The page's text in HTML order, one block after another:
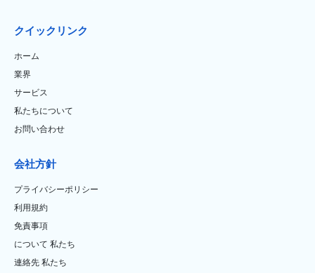
クイックリンク
ホーム
業界
サービス
私たちについて
お問い合わせ
会社方針
プライバシーポリシー
利用規約
免責事項
について 私たち
連絡先 私たち